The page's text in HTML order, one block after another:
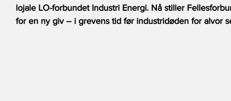
lojale LO-forbundet Industri Energi. Nå stiller
for en ny giv – i grevens tid før industridøden for alvor